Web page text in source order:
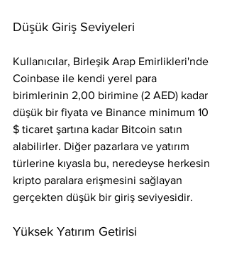
Düşük Giriş Seviyeleri
Kullanıcılar, Birleşik Arap Emirlikleri'nde
Coinbase ile kendi yerel para
birimlerinin 2,00 birimine (2 AED) kadar
düşük bir fiyata ve Binance minimum 10
$ ticaret şartına kadar Bitcoin satın
alabilirler. Diğer pazarlara ve yatırım
türlerine kıyasla bu, neredeyse herkesin
kripto paralara erişmesini sağlayan
gerçekten düşük bir giriş seviyesidir.
Yüksek Yatırım Getirisi